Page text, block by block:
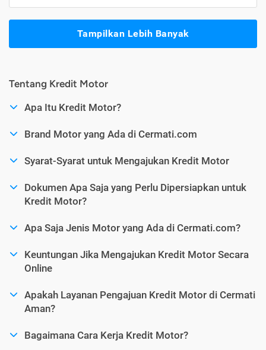
Tampilkan Lebih Banyak
Tentang Kredit Motor
Apa Itu Kredit Motor?
Brand Motor yang Ada di Cermati.com
Syarat-Syarat untuk Mengajukan Kredit Motor
Dokumen Apa Saja yang Perlu Dipersiapkan untuk
Kredit Motor?
Apa Saja Jenis Motor yang Ada di Cermati.com?
Keuntungan Jika Mengajukan Kredit Motor Secara
Online
Apakah Layanan Pengajuan Kredit Motor di Cermati
Aman?
Bagaimana Cara Kerja Kredit Motor?